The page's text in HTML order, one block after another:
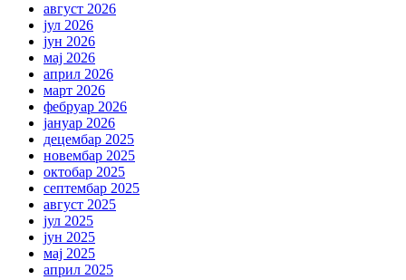
август 2026
јул 2026
јун 2026
мај 2026
април 2026
март 2026
фебруар 2026
јануар 2026
децембар 2025
новембар 2025
октобар 2025
септембар 2025
август 2025
јул 2025
јун 2025
мај 2025
април 2025